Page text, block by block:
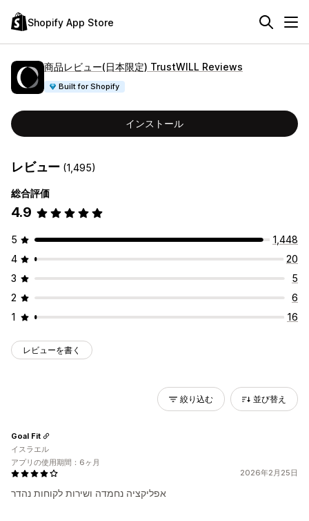
Shopify App Store
商品レビュー(日本限定) TrustWILL Reviews
Built for Shopify
インストール
レビュー (1,495)
総合評価
4.9
5
1,448
4
20
3
5
2
6
1
16
レビューを書く
絞り込む 並び替え
2026年2月25日
אפליקציה נחמדה ושירות לקוחות נהדר
Goal Fit
イスラエル
アプリの使用期間：6ヶ月